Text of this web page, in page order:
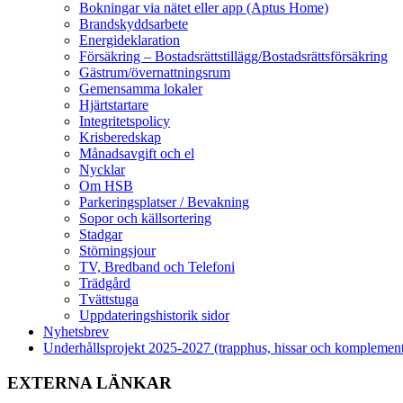
Bokningar via nätet eller app (Aptus Home)
Brandskyddsarbete
Energideklaration
Försäkring – Bostadsrättstillägg/Bostadsrättsförsäkring
Gästrum/övernattningsrum
Gemensamma lokaler
Hjärtstartare
Integritetspolicy
Krisberedskap
Månadsavgift och el
Nycklar
Om HSB
Parkeringsplatser / Bevakning
Sopor och källsortering
Stadgar
Störningsjour
TV, Bredband och Telefoni
Trädgård
Tvättstuga
Uppdateringshistorik sidor
Nyhetsbrev
Underhållsprojekt 2025-2027 (trapphus, hissar och
EXTERNA LÄNKAR